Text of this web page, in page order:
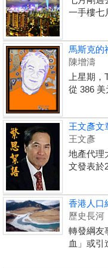
一手樓七
馬斯克的
陳增濤
上星期
從 386
王文彥文
王文彥
地產代理
文發表於
香港人口
歷史長河
轉發綱友
血」或引